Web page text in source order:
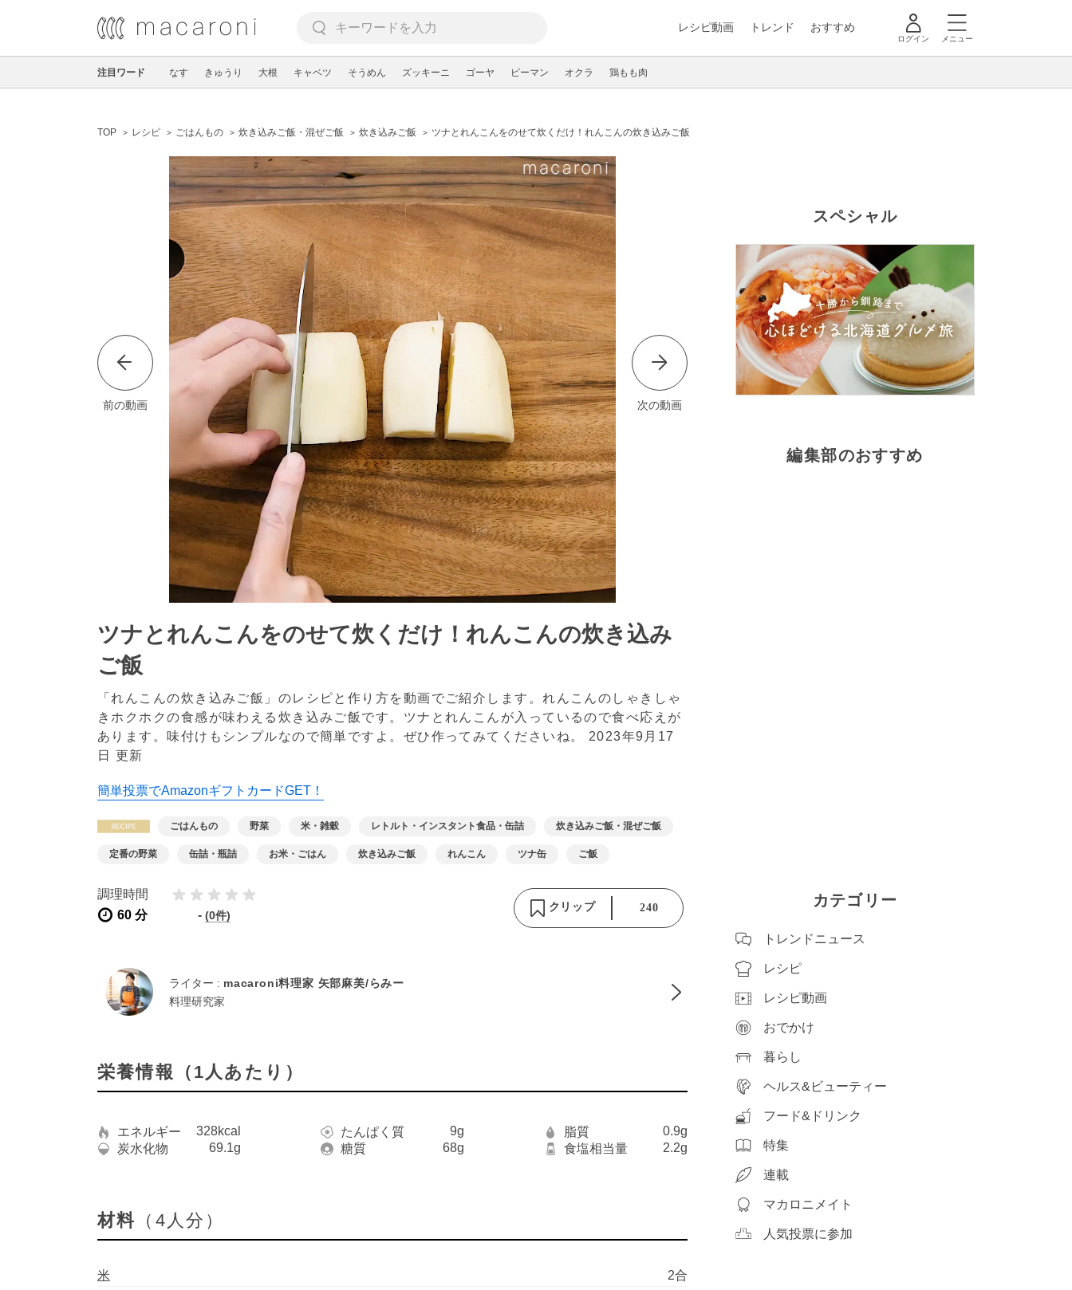
レシピ動画 トレンド おすすめ
ログイン メニュー
注目ワード なす きゅうり 大根 キャベツ そうめん ズッキーニ ゴーヤ ピーマン オクラ 鶏もも肉
TOP レシピ ごはんもの 炊き込みご飯・混ぜご飯 炊き込みご飯 ツナとれんこんをのせて炊くだけ！れんこんの炊き込みご飯
前の動画 次の動画
ツナとれんこんをのせて炊くだけ！れんこんの炊き込み
ご飯
「れんこんの炊き込みご飯」のレシピと作り方を動画でご紹介します。れんこんのしゃきしゃ
きホクホクの食感が味わえる炊き込みご飯です。ツナとれんこんが入っているので食べ応えが
あります。味付けもシンプルなので簡単ですよ。ぜひ作ってみてくださいね。 2023年9月17
日 更新
簡単投票でAmazonギフトカードGET！
ごはんもの 野菜 米・雑穀 レトルト・インスタント食品・缶詰 炊き込みご飯・混ぜご飯
定番の野菜 缶詰・瓶詰 お米・ごはん 炊き込みご飯 れんこん ツナ缶 ご飯
調理時間
60 分
- (0件)
クリップ 240
ライター : macaroni料理家 矢部麻美/らみー
料理研究家
栄養情報（1人あたり）
エネルギー 328kcal たんぱく質 9g 脂質
0.9g
炭水化物
69.1g 糖質 68g 食塩相当量 2.2g
材料 （4人分）
米
2合
スペシャル
編集部のおすすめ
カテゴリー
トレンドニュース
レシピ
レシピ動画
おでかけ
暮らし
ヘルス&ビューティー
フード&ドリンク
特集
連載
マカロニメイト
人気投票に参加